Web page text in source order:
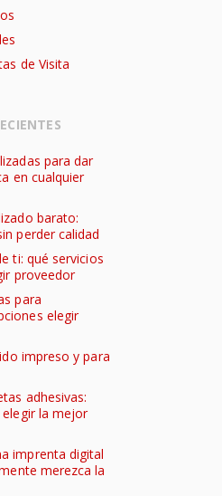
de Visita
para dar
en cualquier
barato:
perder calidad
ti: qué servicios
proveedor
para
elegir
impreso y para
adhesivas:
la mejor
imprenta digital
merezca la